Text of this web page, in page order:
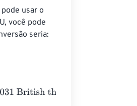
usar o
você pode
seria:
units